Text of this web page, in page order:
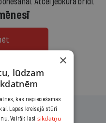
meklē šeit
×
lūdzam
kas nepieciešamas
Lapas kreisajā stūrī
Vairāk lasi sīkdatņu